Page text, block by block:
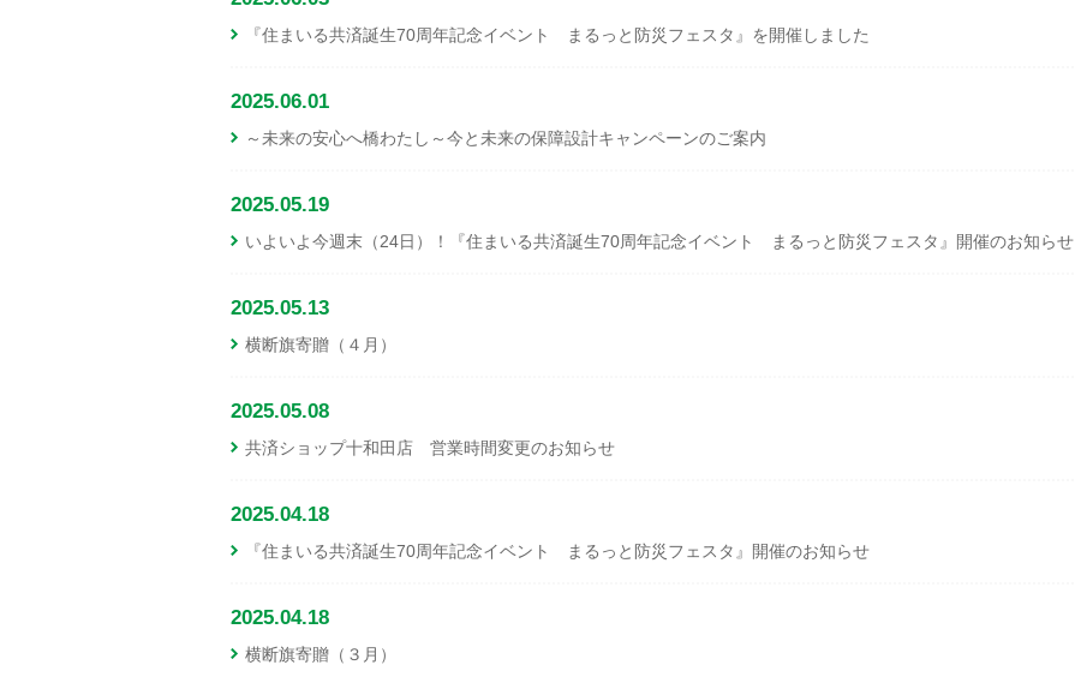
『住まいる共済誕生70周年記念イベント まるっと防災フェスタ』を開催しました
2025.06.01
～未来の安心へ橋わたし～今と未来の保障設計キャンペーンのご案内
2025.05.19
いよいよ今週末（24日）！『住まいる共済誕生70周年記念イベント まるっと防災フェスタ』開催のお知らせ
2025.05.13
横断旗寄贈（４月）
2025.05.08
共済ショップ十和田店 営業時間変更のお知らせ
2025.04.18
『住まいる共済誕生70周年記念イベント まるっと防災フェスタ』開催のお知らせ
2025.04.18
横断旗寄贈（３月）